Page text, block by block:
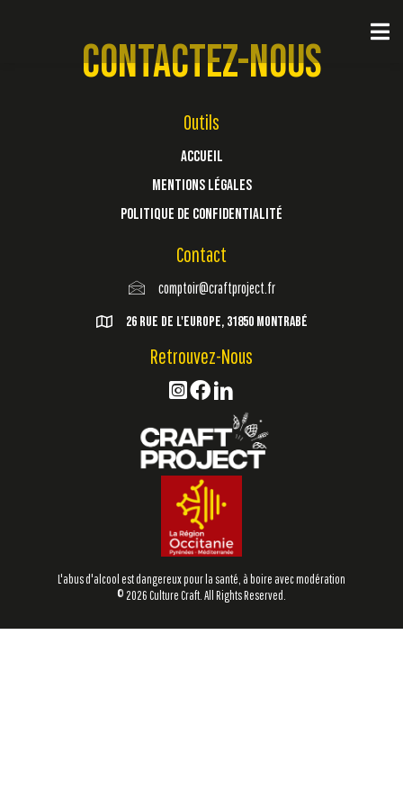
CONTACTEZ-NOUS
Outils
Accueil
Mentions Légales
Politique de Confidentialité
Contact
comptoir@craftproject.fr
26 Rue de l'Europe, 31850 Montrabé
Retrouvez-Nous
L'abus d'alcool est dangereux pour la santé, à boire avec modération
© 2026 Culture Craft. All Rights Reserved.